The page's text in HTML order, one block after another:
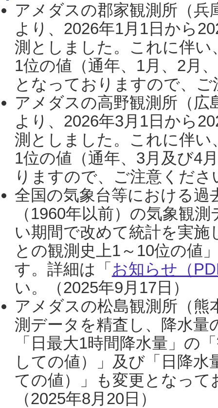
アメダスの郡家観測所（
より、2026年1月1日から
測としました。これに伴い
1位の値（通年、1月、2月
となっておりますので、
アメダスの高野観測所（
より、2026年3月1日から
測としました。これに伴い
1位の値（通年、3月及び4
りますので、ご注意くだ
全国の気象台等における過
（1960年以前）の気象観
い期間で改めて統計を実
との観測史上1～10位の値
す。詳細は「 お知らせ（
い。（2025年9月17日）
アメダスの松島観測所（熊
測データを精査し、降水
「日最大1時間降水量」の
しての値）」及び「日降
ての値）」も変更となっ
（2025年8月20日）